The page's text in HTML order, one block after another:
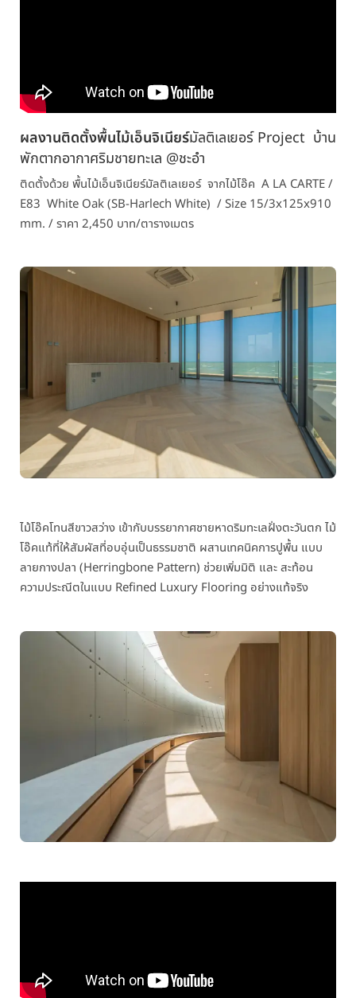
ผลงานติดตั้งพื้นไม้เอ็นจิเนียร์มัลติเลเยอร์ Project บ้าน
พักตากอากาศริมชายทะเล @ชะอำ
ติดตั้งด้วย พื้นไม้เอ็นจิเนียร์มัลติเลเยอร์ จากไม้โอ๊ค A LA CARTE /
E83 White Oak (SB-Harlech White) / Size 15/3x125x910
mm. / ราคา 2,450 บาท/ตารางเมตร
ไม้โอ๊คโทนสีขาวสว่าง เข้ากับบรรยากาศชายหาดริมทะเลฝั่งตะวันตก ไม้
โอ๊คแท้ที่ให้สัมผัสที่อบอุ่นเป็นธรรมชาติ ผสานเทคนิคการปูพื้น แบบ
ลายกางปลา (Herringbone Pattern) ช่วยเพิ่มมิติ และ สะท้อน
ความประณีตในแบบ Refined Luxury Flooring อย่างแท้จริง